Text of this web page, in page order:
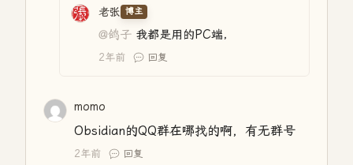
老张 博主
@鸽子 我都是用的PC端，
2年前 回复
momo
Obsidian的QQ群在哪找的啊，有无群号
2年前 回复